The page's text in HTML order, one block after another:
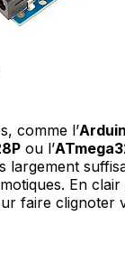
comme l’
ou l’
largement
En clair
faire clignoter